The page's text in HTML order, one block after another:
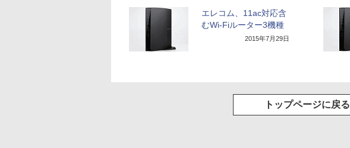
エレコム、11ac対応含
むWi-Fiルーター3機種
2015年7月29日
トップページに戻る